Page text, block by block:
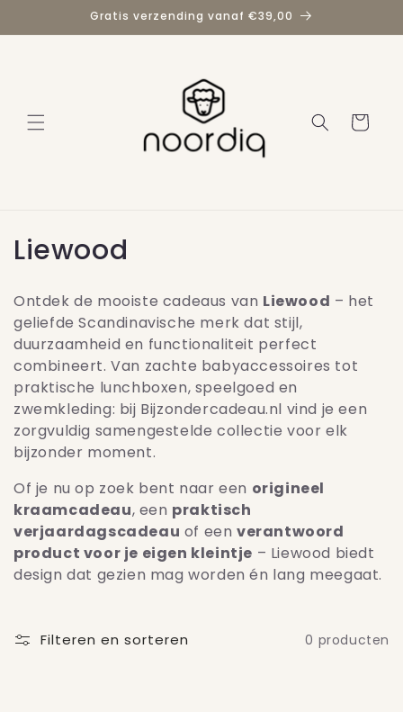
content
Gratis verzending vanaf €39,00
Winkelwagen
C
l
l
e
c
t
i
e
:
Liewood
Ontdek de mooiste cadeaus van Liewood – het
geliefde Scandinavische merk dat stijl,
duurzaamheid en functionaliteit perfect
combineert. Van zachte babyaccessoires tot
praktische lunchboxen, speelgoed en
zwemkleding: bij Bijzondercadeau.nl vind je een
zorgvuldig samengestelde collectie voor elk
bijzonder moment.
Of je nu op zoek bent naar een origineel
kraamcadeau, een praktisch
verjaardagscadeau of eenverantwoord
product voor je eigen kleintje – Liewood biedt
design dat gezien mag worden én lang meegaat.
Filteren en sorteren 0 producten